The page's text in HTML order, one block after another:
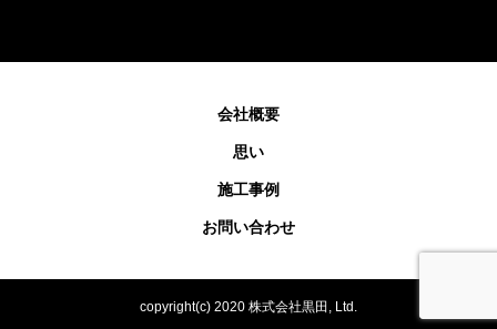
会社概要
思い
施工事例
お問い合わせ
copyright(c) 2020 株式会社黒田, Ltd.